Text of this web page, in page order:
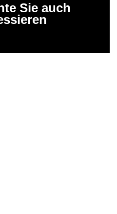
Sie auch